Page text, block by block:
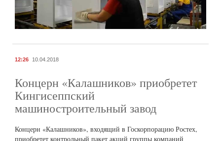
12:26 10.04.2018
Концерн «Калашников» приобретет
Кингисеппский
машиностроительный завод
Концерн «Калашников», входящий в Госкорпорацию Ростех,
приобретет контрольный пакет акций группы компаний